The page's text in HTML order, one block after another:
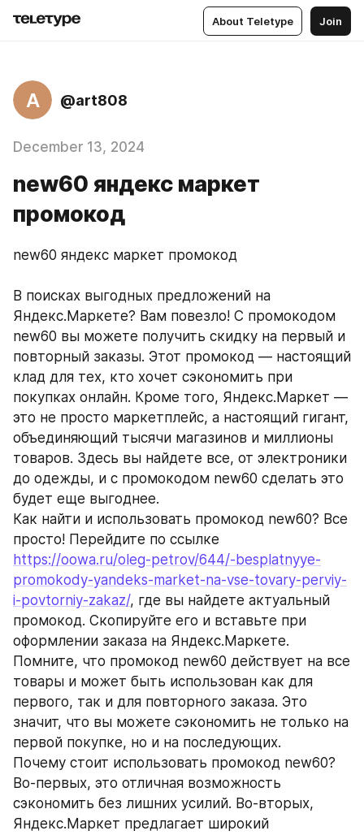
About Teletype Join
A @art808
December 13, 2024
new60 яндекс маркет
промокод
new60 яндекс маркет промокод
В поисках выгодных предложений на
Яндекс.Маркете? Вам повезло! С промокодом
new60 вы можете получить скидку на первый и
повторный заказы. Этот промокод — настоящий
клад для тех, кто хочет сэкономить при
покупках онлайн. Кроме того, Яндекс.Маркет —
это не просто маркетплейс, а настоящий гигант,
объединяющий тысячи магазинов и миллионы
товаров. Здесь вы найдете все, от электроники
до одежды, и с промокодом new60 сделать это
будет еще выгоднее.
Как найти и использовать промокод new60? Все
https://oowa.ru/oleg-petrov/644/-besplatnyye-
promokody-yandeks-market-na-vse-tovary-perviy-
i-povtorniy-zakaz/, где вы найдете актуальный
промокод. Скопируйте его и вставьте при
оформлении заказа на Яндекс.Маркете.
Помните, что промокод new60 действует на все
товары и может быть использован как для
первого, так и для повторного заказа. Это
значит, что вы можете сэкономить не только на
первой покупке, но и на последующих.
Почему стоит использовать промокод new60?
Во-первых, это отличная возможность
сэкономить без лишних усилий. Во-вторых,
Яндекс.Маркет предлагает широкий